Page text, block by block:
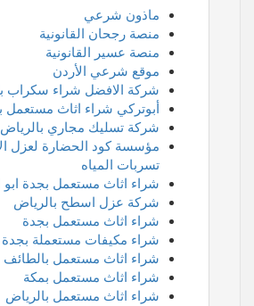
ماذون شرعي
منصة رجحان القانونية
منصة عسير القانونية
موقع شرعي الأردن
شركة الافضل شراء سكراب
أبوتركي شراء اثاث مستعمل
شركة تسليك مجاري بالرياض
مؤسسة كود الحضارة لعزل
تسربات المياه
شراء اثاث مستعمل بجدة ابو
شركة عزل اسطح بالرياض
شراء اثاث مستعمل بجدة
شراء مكيفات مستعملة بجدة
شراء اثاث مستعمل بالطائف
شراء اثاث مستعمل بمكة
شراء اثاث مستعمل بالرياض